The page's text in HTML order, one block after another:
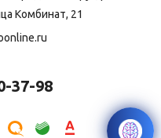
Комбинат, 21
37-98